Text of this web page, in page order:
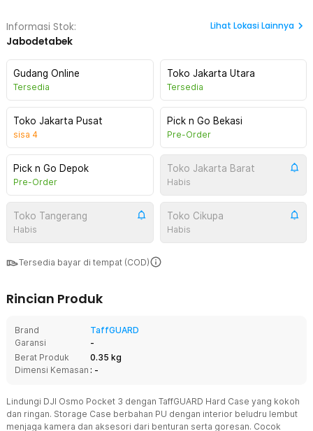
Informasi Stok:
Jabodetabek
Lihat Lokasi Lainnya
Gudang Online
Tersedia
Toko Jakarta Utara
Tersedia
Toko Jakarta Pusat
sisa 4
Pick n Go Bekasi
Pre-Order
Pick n Go Depok
Pre-Order
Toko Jakarta Barat
Habis
Toko Tangerang
Habis
Toko Cikupa
Habis
Tersedia bayar di tempat (COD)
Rincian Produk
Brand
TaffGUARD
Garansi
-
Berat Produk
0.35 kg
Dimensi Kemasan : -
Lindungi DJI Osmo Pocket 3 dengan TaffGUARD Hard Case yang kokoh
dan ringan. Storage Case berbahan PU dengan interior beludru lembut
menjaga kamera dan aksesori dari benturan serta goresan. Cocok